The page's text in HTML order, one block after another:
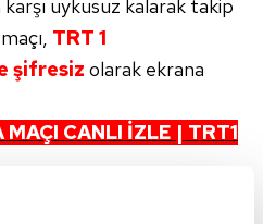
uykusuz kalarak takip
TRT 1
şifresiz olarak ekrana
CANLI İZLE | TRT1
MUHTEMEL 11'LER